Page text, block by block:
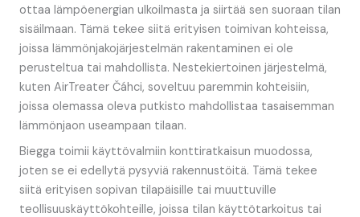
ottaa lämpöenergian ulkoilmasta ja siirtää sen suoraan tilan
sisäilmaan. Tämä tekee siitä erityisen toimivan kohteissa,
joissa lämmönjakojärjestelmän rakentaminen ei ole
perusteltua tai mahdollista. Nestekiertoinen järjestelmä,
kuten AirTreater Čáhci, soveltuu paremmin kohteisiin,
joissa olemassa oleva putkisto mahdollistaa tasaisemman
lämmönjaon useampaan tilaan.
Biegga toimii käyttövalmiin konttiratkaisun muodossa,
joten se ei edellytä pysyviä rakennustöitä. Tämä tekee
siitä erityisen sopivan tilapäisille tai muuttuville
teollisuuskäyttökohteille, joissa tilan käyttötarkoitus tai